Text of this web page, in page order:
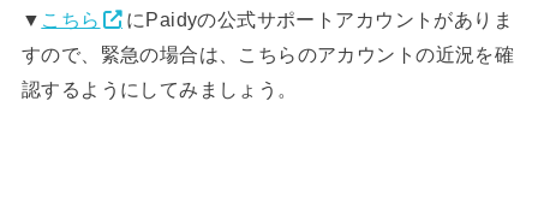
▼ こちら
にPaidyの公式サポートアカウントがありま
すので、緊急の場合は、こちらのアカウントの近況を確
認するようにしてみましょう。